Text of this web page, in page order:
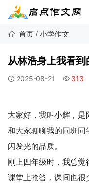
首页 / 小学作文
从林浩身上我看
2025-08-21 313
大家好，我叫小辉，
和大家聊聊我的同班同
闪发光的品质。
刚上四年级时，我总
课堂上抢答，课间也很